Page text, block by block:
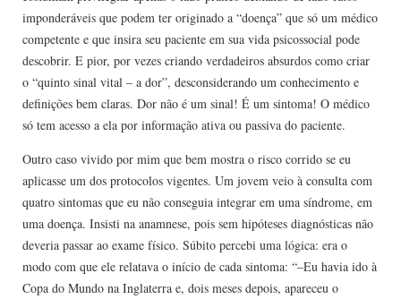
imponderáveis que podem ter originado a “doença” que só um médico
competente e que insira seu paciente em sua vida psicossocial pode
descobrir. E pior, por vezes criando verdadeiros absurdos como criar
o “quinto sinal vital – a dor”, desconsiderando um conhecimento e
definições bem claras. Dor não é um sinal! É um sintoma! O médico
só tem acesso a ela por informação ativa ou passiva do paciente.
Outro caso vivido por mim que bem mostra o risco corrido se eu
aplicasse um dos protocolos vigentes. Um jovem veio à consulta com
quatro sintomas que eu não conseguia integrar em uma síndrome, em
uma doença. Insisti na anamnese, pois sem hipóteses diagnósticas não
deveria passar ao exame físico. Súbito percebi uma lógica: era o
modo com que ele relatava o início de cada sintoma: “–Eu havia ido à
Copa do Mundo na Inglaterra e, dois meses depois, apareceu o